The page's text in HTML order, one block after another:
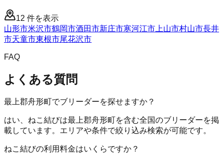
12 件を表示
山形市米沢市鶴岡市酒田市新庄市寒河江市 上山市村山市長井
市天童市東根市尾花沢市
FAQ
よくある質問
最上郡舟形町でブリーダーを探せますか？
はい、ねこ結びは最上郡舟形町を含む全国のブリーダーを掲
載しています。エリアや条件で絞り込み検索が可能です。
ねこ結びの利用料金はいくらですか？